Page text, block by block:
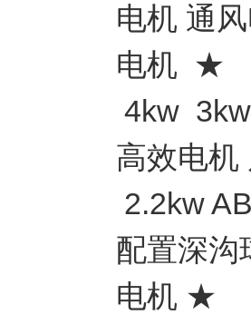
电机 通
电机 ★ ★
4kw
高效电机
2.2kw
配置深沟
电机 ★